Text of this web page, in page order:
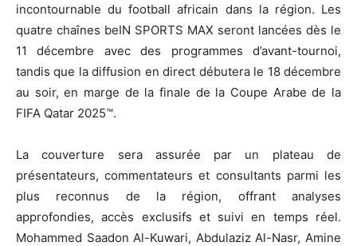
incontournable du football africain dans la région. Les
quatre chaînes beIN SPORTS MAX seront lancées dès le
11 décembre avec des programmes d’avant-tournoi,
tandis que la diffusion en direct débutera le 18 décembre
au soir, en marge de la finale de la Coupe Arabe de la
FIFA Qatar 2025™.
La couverture sera assurée par un plateau de
présentateurs, commentateurs et consultants parmi les
plus reconnus de la région, offrant analyses
approfondies, accès exclusifs et suivi en temps réel.
Mohammed Saadon Al-Kuwari, Abdulaziz Al-Nasr, Amine